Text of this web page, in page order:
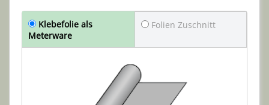
Klebefolie als
Meterware
Folien Zuschnitt